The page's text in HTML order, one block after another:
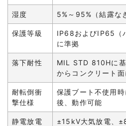
湿度 5%～95%（結露な
保護等級
IP68およびIP65（
に準拠
落下耐性
MIL STD 810Hに
からコンクリート
耐転倒衝
撃仕様
保護ブート不使用
後、動作可能
静電放電
±15kV大気放電、